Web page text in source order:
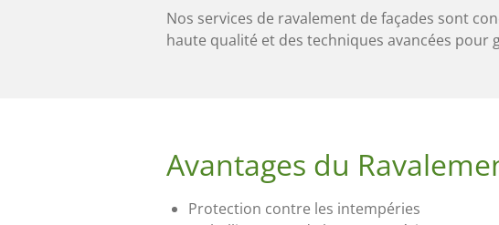
Nos services de ravalement de façades sont
haute qualité et des techniques avancées
Avantages du
Protection contre les intempéries